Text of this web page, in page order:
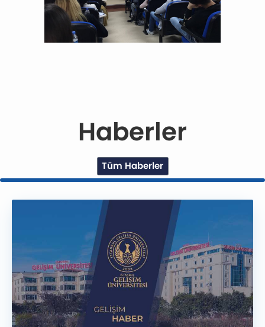
Haberler
Tüm Haberler